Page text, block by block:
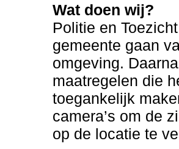
Wat doen wij?
Politie en
gemeente gaan
omgeving.
maatregelen die
toegankelijk
camera’s om de
op de locatie te